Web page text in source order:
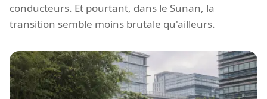
conducteurs. Et pourtant, dans le Sunan, la
transition semble moins brutale qu'ailleurs.